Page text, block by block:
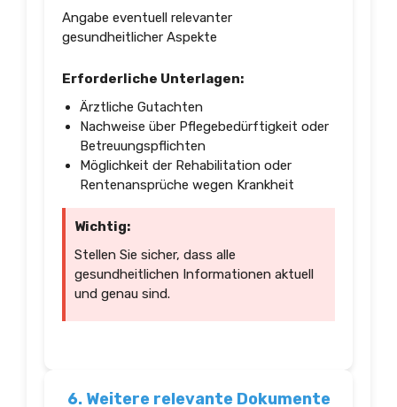
Angabe eventuell relevanter
gesundheitlicher Aspekte
Erforderliche Unterlagen:
Ärztliche Gutachten
Nachweise über Pflegebedürftigkeit oder
Betreuungspflichten
Möglichkeit der Rehabilitation oder
Rentenansprüche wegen Krankheit
Wichtig:
Stellen Sie sicher, dass alle
gesundheitlichen Informationen aktuell
und genau sind.
6. Weitere relevante Dokumente